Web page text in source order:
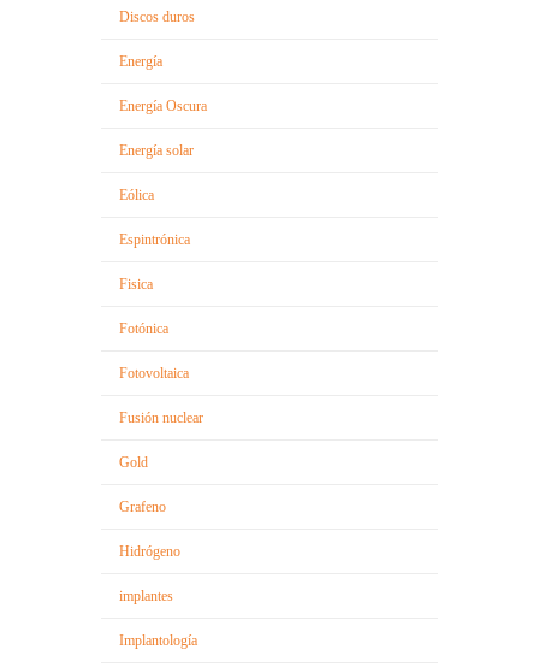
Discos duros
Energía
Energía Oscura
Energía solar
Eólica
Espintrónica
Fisica
Fotónica
Fotovoltaica
Fusión nuclear
Gold
Grafeno
Hidrógeno
implantes
Implantología